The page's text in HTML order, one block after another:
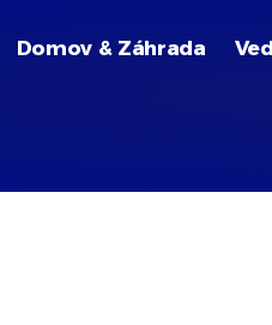
Domov & Záhrada